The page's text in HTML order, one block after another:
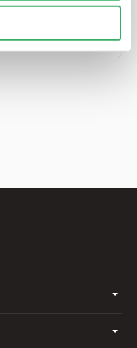
SPS hovednummer
E:sps@sps-dk.com